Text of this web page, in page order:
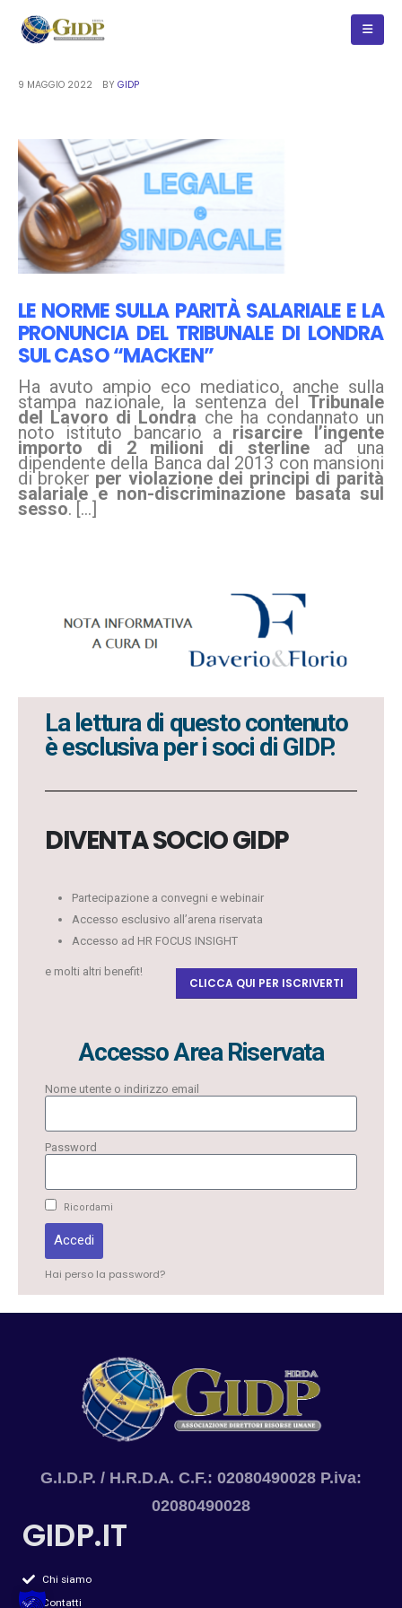
9 MAGGIO 2022 BY GIDP
LE NORME SULLA PARITÀ SALARIALE E LA
PRONUNCIA DEL TRIBUNALE DI LONDRA
SUL CASO “MACKEN”
Ha avuto ampio eco mediatico, anche sulla
stampa nazionale, la sentenza del Tribunale
del Lavoro di Londra che ha condannato un
noto istituto bancario a risarcire l’ingente
importo di 2 milioni di sterline ad una
dipendente della Banca dal 2013 con mansioni
di broker per violazione dei principi di parità
salariale e non-discriminazione basata sul
sesso. […]
La lettura di questo contenuto
è esclusiva per i soci di GIDP.
DIVENTA SOCIO GIDP
Partecipazione a convegni e webinair
Accesso esclusivo all’arena riservata
Accesso ad HR FOCUS INSIGHT
e molti altri benefit!
CLICCA QUI PER ISCRIVERTI
Accesso Area Riservata
Nome utente o indirizzo email
Password
Ricordami
Accedi
Hai perso la password?
G.I.D.P. / H.R.D.A. C.F.: 02080490028 P.iva:
02080490028
GIDP.IT
Chi siamo
Contatti